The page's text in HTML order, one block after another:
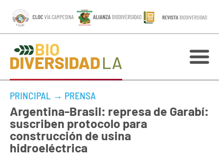
PRINCIPAL → PRENSA
Argentina-Brasil: represa de Garabí:
suscriben protocolo para
construcción de usina
hidroeléctrica